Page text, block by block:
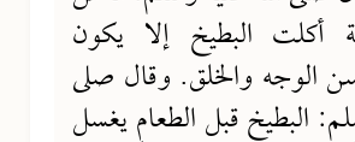
أكلت البطيخ إلا يكون
الوجه والخلق. وقال صلى
البطيخ قبل الطعام يغسل